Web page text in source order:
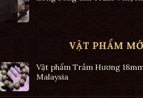
VẬT PHẨM
Vật phẩm Trầm Hương
Malaysia